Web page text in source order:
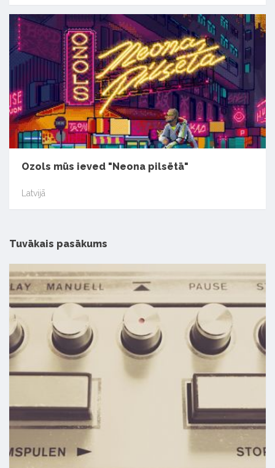
Ozols mūs ieved "Neona pilsētā"
Latvijā
Tuvākais pasākums